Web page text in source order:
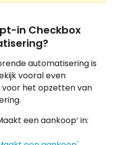
in Checkbox
automatisering is
vooral even
het opzetten van
een aankoop’ in: